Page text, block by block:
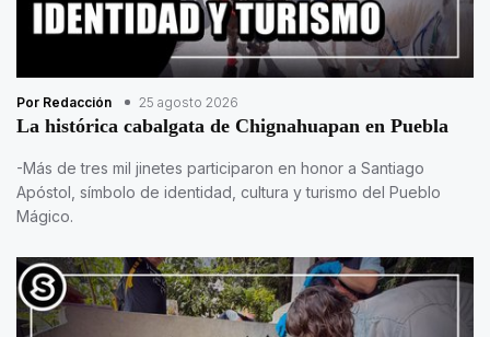
Por Redacción 25 agosto 2026
La histórica cabalgata de Chignahuapan en Puebla
-Más de tres mil jinetes participaron en honor a Santiago
Apóstol, símbolo de identidad, cultura y turismo del Pueblo
Mágico.